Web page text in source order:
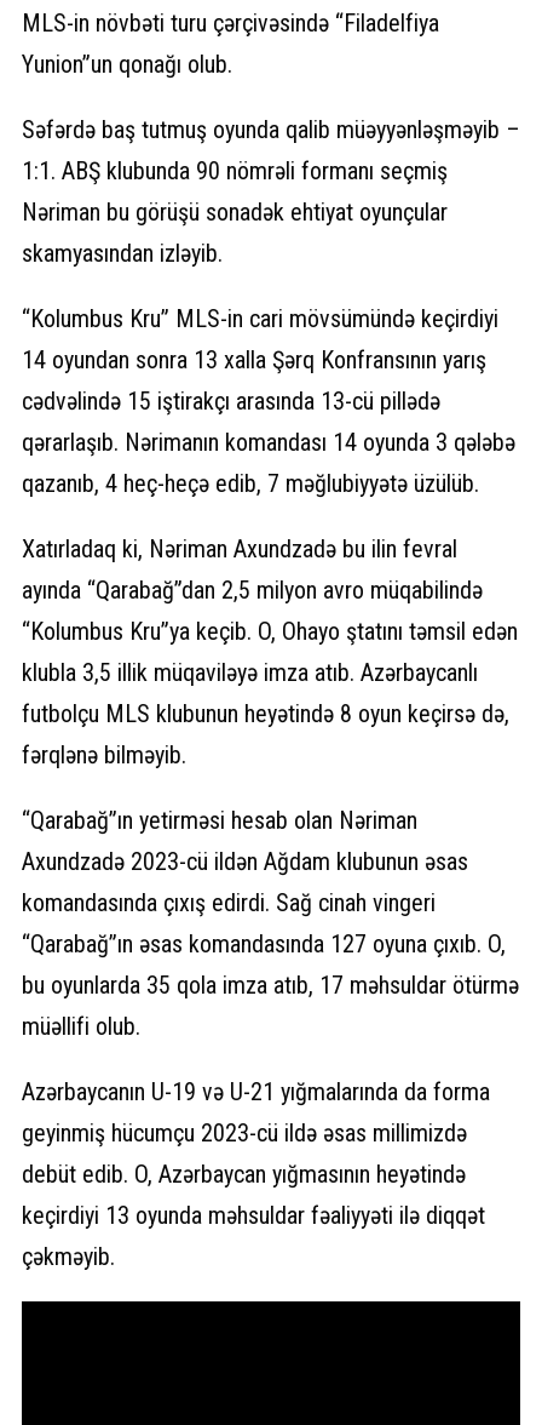
MLS-in növbəti turu çərçivəsində “Filadelfiya
Yunion”un qonağı olub.
Səfərdə baş tutmuş oyunda qalib müəyyənləşməyib –
1:1. ABŞ klubunda 90 nömrəli formanı seçmiş
Nəriman bu görüşü sonadək ehtiyat oyunçular
skamyasından izləyib.
“Kolumbus Kru” MLS-in cari mövsümündə keçirdiyi
14 oyundan sonra 13 xalla Şərq Konfransının yarış
cədvəlində 15 iştirakçı arasında 13-cü pillədə
qərarlaşıb. Nərimanın komandası 14 oyunda 3 qələbə
qazanıb, 4 heç-heçə edib, 7 məğlubiyyətə üzülüb.
Xatırladaq ki, Nəriman Axundzadə bu ilin fevral
ayında “Qarabağ”dan 2,5 milyon avro müqabilində
“Kolumbus Kru”ya keçib. O, Ohayo ştatını təmsil edən
klubla 3,5 illik müqaviləyə imza atıb. Azərbaycanlı
futbolçu MLS klubunun heyətində 8 oyun keçirsə də,
fərqlənə bilməyib.
“Qarabağ”ın yetirməsi hesab olan Nəriman
Axundzadə 2023-cü ildən Ağdam klubunun əsas
komandasında çıxış edirdi. Sağ cinah vingeri
“Qarabağ”ın əsas komandasında 127 oyuna çıxıb. O,
bu oyunlarda 35 qola imza atıb, 17 məhsuldar ötürmə
müəllifi olub.
Azərbaycanın U-19 və U-21 yığmalarında da forma
geyinmiş hücumçu 2023-cü ildə əsas millimizdə
debüt edib. O, Azərbaycan yığmasının heyətində
keçirdiyi 13 oyunda məhsuldar fəaliyyəti ilə diqqət
çəkməyib.